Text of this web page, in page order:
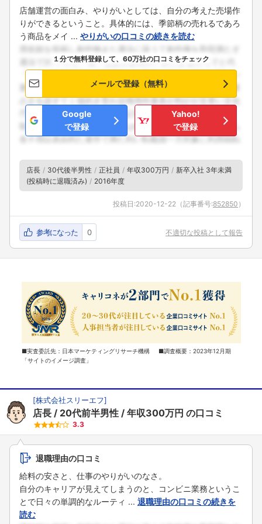
店舗運営の面白み、やりがいとしては、自分の考えた売場作
りができるということ。具体的には、季節柄の売れるであろ
う商品をメイ ... やりがいの口コミの続きを読む
１分で無料登録して、60万社の口コミをチェック
メールで登録（無料）
Google
で登録
Yahoo!
で登録
店長 30代後半男性 正社員 年収300万円
新卒入社 3年未満
(投稿時に退職済み)
2016年度
投稿日:2020-12-22 （記事番号:852850 ）
参考になった 0 不適切な投稿として報告
■実査委託先：日本マーケティングリサーチ機構 ■調査概要：2023年12月期
「サイトのイメージ調査」
[株式会社スリーエフ]
店長 20代前半男性 年収300万円 の口コミ
3.3
退職理由の口コミ
給料の安さと、仕事のやりがいのなさ。
自分のキャリアが見えてしまうのと、コンビニ業務というこ
とで日々の単調的なルーティ ... 退職理由の口コミの続きを
読む